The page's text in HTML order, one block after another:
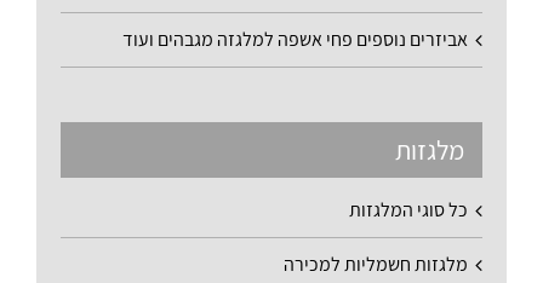
אביזרים נוספים פחי אשפה למלגזה מגבהים ועוד
מלגזות
כל סוגי המלגזות
מלגזות חשמליות למכירה